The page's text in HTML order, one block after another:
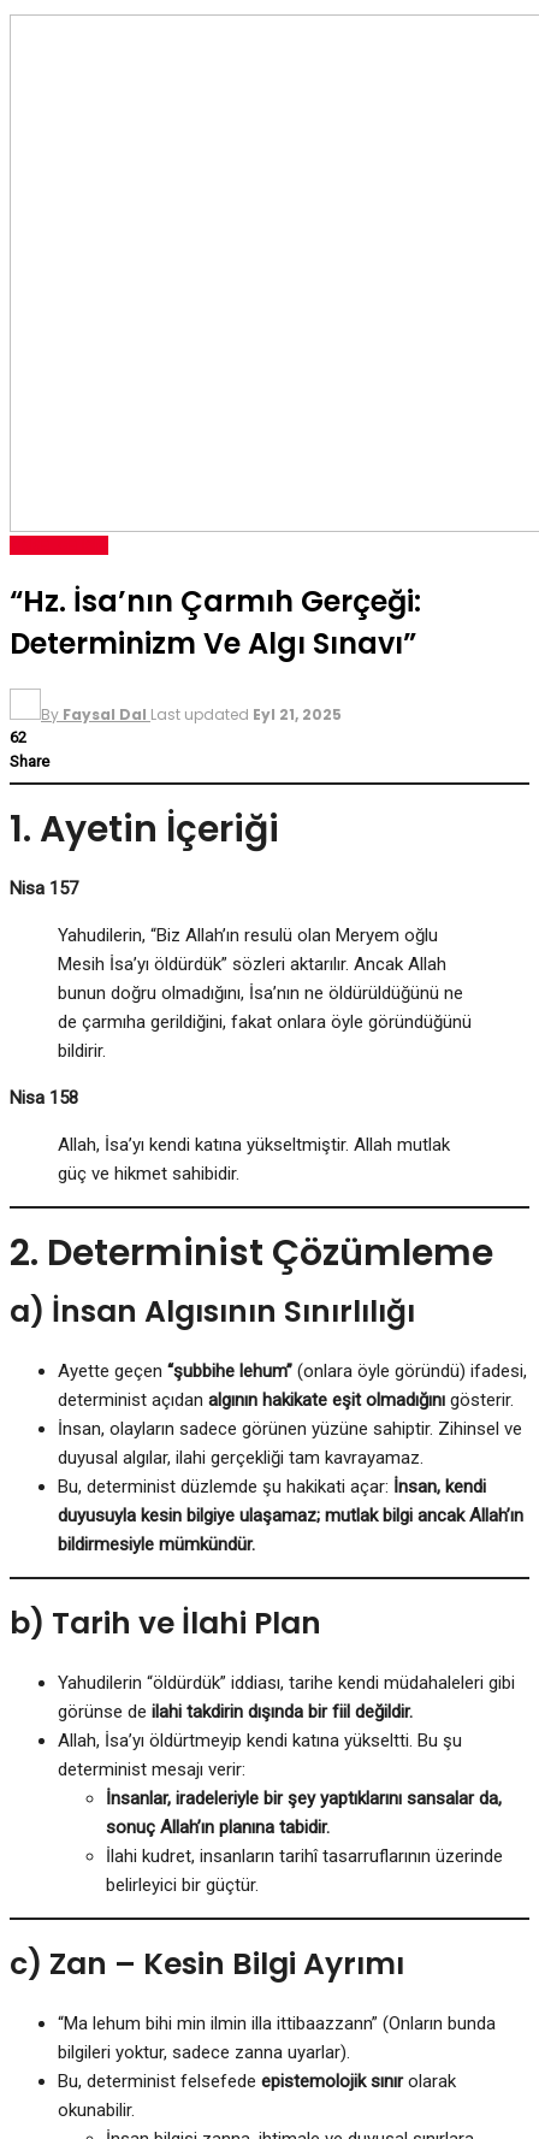
“Hz. İsa’nın Çarmıh Gerçeği:
Determinizm Ve Algı Sınavı”
By Faysal Dal Last updated Eyl 21, 2025
62
Share
1. Ayetin İçeriği
Nisa 157
Yahudilerin, “Biz Allah’ın resulü olan Meryem oğlu
Mesih İsa’yı öldürdük” sözleri aktarılır. Ancak Allah
bunun doğru olmadığını, İsa’nın ne öldürüldüğünü ne
de çarmıha gerildiğini, fakat onlara öyle göründüğünü
bildirir.
Nisa 158
Allah, İsa’yı kendi katına yükseltmiştir. Allah mutlak
güç ve hikmet sahibidir.
2. Determinist Çözümleme
a) İnsan Algısının Sınırlılığı
Ayette geçen “şubbihe lehum” (onlara öyle göründü) ifadesi,
determinist açıdan algının hakikate eşit olmadığını gösterir.
İnsan, olayların sadece görünen yüzüne sahiptir. Zihinsel ve
duyusal algılar, ilahi gerçekliği tam kavrayamaz.
Bu, determinist düzlemde şu hakikati açar: İnsan, kendi
duyusuyla kesin bilgiye ulaşamaz; mutlak bilgi ancak Allah’ın
bildirmesiyle mümkündür.
b) Tarih ve İlahi Plan
Yahudilerin “öldürdük” iddiası, tarihe kendi müdahaleleri gibi
görünse de ilahi takdirin dışında bir fiil değildir.
Allah, İsa’yı öldürtmeyip kendi katına yükseltti. Bu şu
determinist mesajı verir:
İnsanlar, iradeleriyle bir şey yaptıklarını sansalar da,
sonuç Allah’ın planına tabidir.
İlahi kudret, insanların tarihî tasarruflarının üzerinde
belirleyici bir güçtür.
c) Zan – Kesin Bilgi Ayrımı
“Ma lehum bihi min ilmin illa ittibaazzann” (Onların bunda
bilgileri yoktur, sadece zanna uyarlar).
Bu, determinist felsefede epistemolojik sınırolarak
okunabilir.